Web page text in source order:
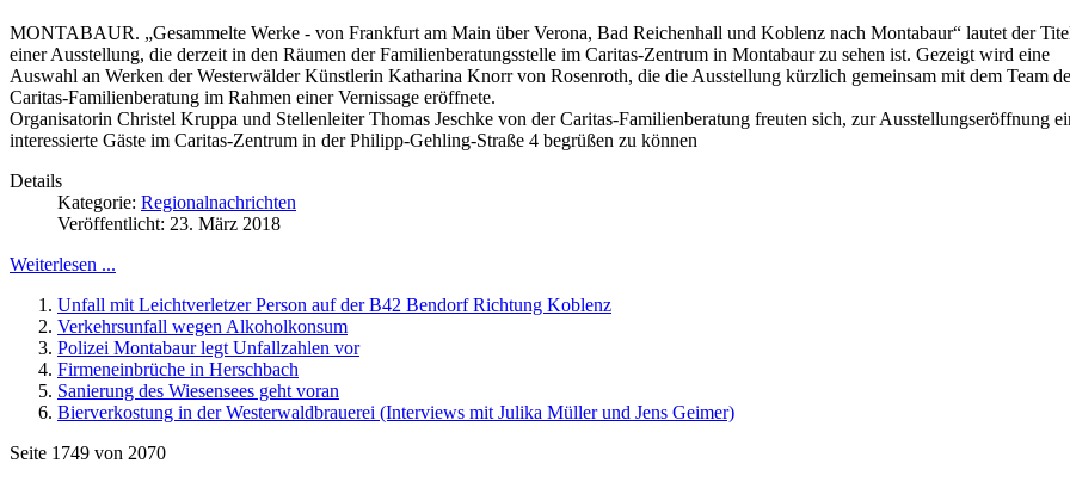
MONTABAUR. „Gesammelte Werke - von Frankfurt am Main über Verona, Bad Reichenhall und Koblenz nach Montabaur“ lautet der
einer Ausstellung, die derzeit in den Räumen der Familienberatungsstelle im Caritas-Zentrum in Montabaur zu sehen ist. Gezeigt wird eine
Auswahl an Werken der Westerwälder Künstlerin Katharina Knorr von Rosenroth, die die Ausstellung kürzlich gemeinsam mit dem Team
Caritas-Familienberatung im Rahmen einer Vernissage eröffnete.
Organisatorin Christel Kruppa und Stellenleiter Thomas Jeschke von der Caritas-Familienberatung freuten sich, zur Ausstellungseröffnung
interessierte Gäste im Caritas-Zentrum in der Philipp-Gehling-Straße 4 begrüßen zu können
Details
Kategorie: Regionalnachrichten
Veröffentlicht: 23. März 2018
Weiterlesen ...
Unfall mit Leichtverletzer Person auf der B42 Bendorf Richtung Koblenz
Verkehrsunfall wegen Alkoholkonsum
Polizei Montabaur legt Unfallzahlen vor
Firmeneinbrüche in Herschbach
Sanierung des Wiesensees geht voran
Bierverkostung in der Westerwaldbrauerei (Interviews mit Julika Müller und Jens Geimer)
Seite 1749 von 2070